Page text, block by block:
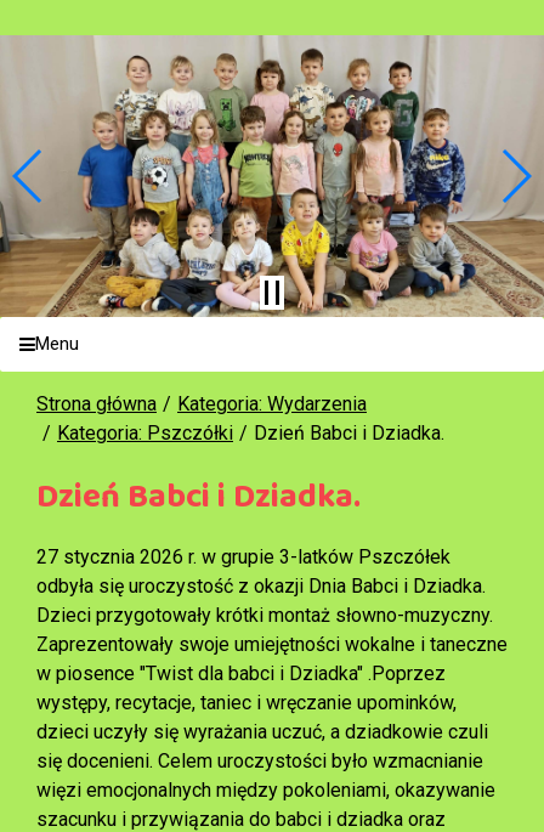
Menu
Strona główna
Kategoria: Wydarzenia
Kategoria: Pszczółki
Dzień Babci i Dziadka.
Dzień Babci i Dziadka.
27 stycznia 2026 r. w grupie 3-latków Pszczółek
odbyła się uroczystość z okazji Dnia Babci i Dziadka.
Dzieci przygotowały krótki montaż słowno-muzyczny.
Zaprezentowały swoje umiejętności wokalne i taneczne
w piosence "Twist dla babci i Dziadka" .Poprzez
występy, recytacje, taniec i wręczanie upominków,
dzieci uczyły się wyrażania uczuć, a dziadkowie czuli
się docenieni. Celem uroczystości było wzmacnianie
więzi emocjonalnych między pokoleniami, okazywanie
szacunku i przywiązania do babci i dziadka oraz